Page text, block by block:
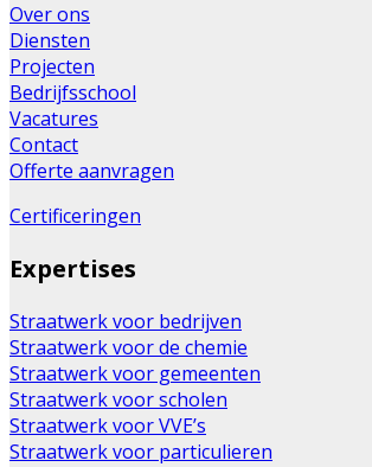
Over ons
Diensten
Projecten
Bedrijfsschool
Vacatures
Contact
Offerte aanvragen
Certificeringen
Expertises
Straatwerk voor bedrijven
Straatwerk voor de chemie
Straatwerk voor gemeenten
Straatwerk voor scholen
Straatwerk voor VVE’s
Straatwerk voor particulieren